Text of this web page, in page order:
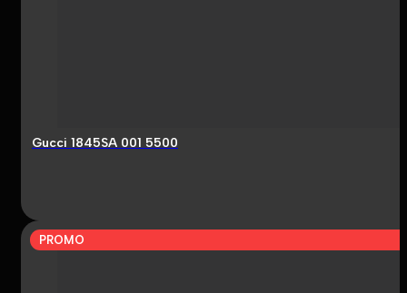
Gucci 1845SA 001 5500
PROMO